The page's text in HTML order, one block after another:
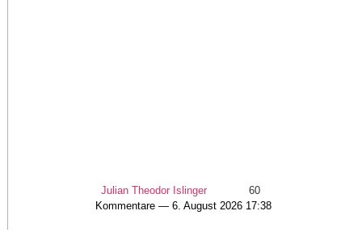
Julian Theodor Islinger
60
Kommentare — 6. August 2026 17:38